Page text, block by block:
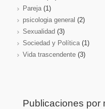
Pareja(1)
psicologia general (2)
Sexualidad (3)
Sociedad y Política(1)
Vida trascendente (3)
Publicaciones por